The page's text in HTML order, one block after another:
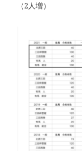
（2人増）